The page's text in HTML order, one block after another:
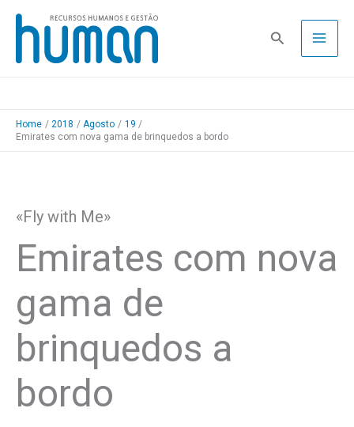
Skip
content
Pesquisa
Home 2018 Agosto
19
Emirates com nova gama de brinquedos a bordo
«Fly with Me»
Emirates com nova
gama de
brinquedos a
bordo